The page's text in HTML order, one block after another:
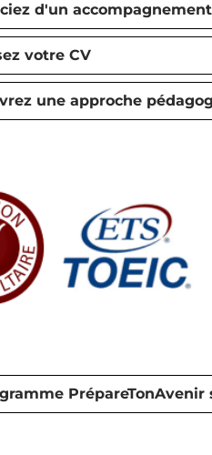
d'un
votre CV
une approche